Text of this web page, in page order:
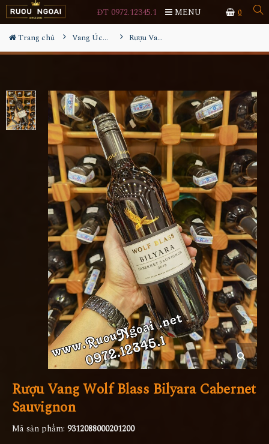
0
ĐT 0972.12345.1 MENU
Trang chủ Vang Úc - Australia Rượu Vang Wolf Blass Bilyara Cabernet Sauvignon
Rượu Vang Wolf Blass Bilyara Cabernet
Sauvignon
Mã sản phẩm: 9312088000201200